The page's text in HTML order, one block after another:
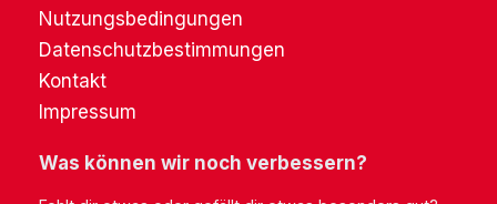
Nutzungsbedingungen
Datenschutzbestimmungen
Kontakt
Impressum
Was können wir noch verbessern?